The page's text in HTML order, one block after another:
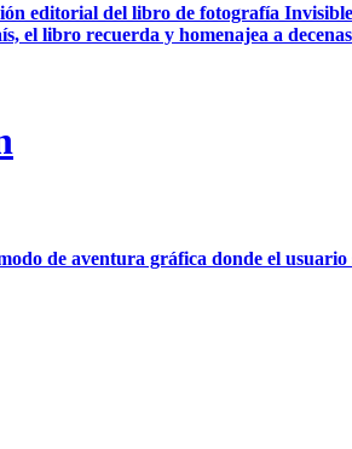
editorial del libro de fotografía
el libro recuerda y homenajea a
de aventura gráfica donde el